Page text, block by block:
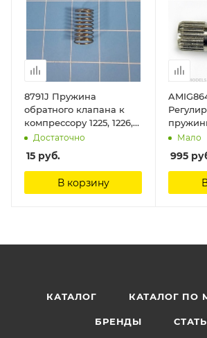
8791J Пружина
обратного клапана к
компрессору 1225, 1226,
1228 Jas
Достаточно
15 руб.
В корзину
Ammo
Мало
995
КАТАЛОГ КАТАЛОГ ПО
БРЕНДЫ